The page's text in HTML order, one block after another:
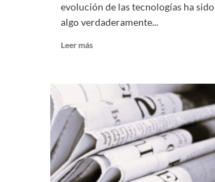
evolución de las tecnologías ha sido
algo verdaderamente...
Leer másLeer
¿Cómo
evolucionando
cirugía
plástica?